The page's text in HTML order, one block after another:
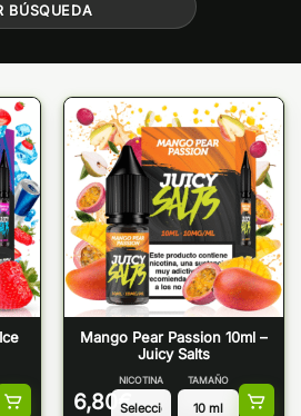
BÚSQUEDA
Mango Pear Passion 10ml –
Juicy Salts
6,80 €
NICOTINA TAMAÑO